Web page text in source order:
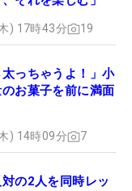
) 17時43分 19
太っちゃうよ！」小
お菓子を前に満面
) 14時09分 7
の2人を同時レッ